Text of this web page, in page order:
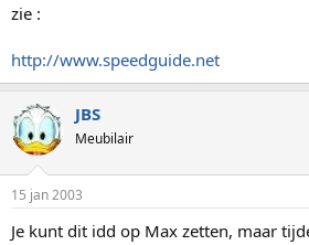
zie :
http://www.speedguide.net
JBS
Meubilair
15 jan 2003
Je kunt dit idd op Max zetten, maar